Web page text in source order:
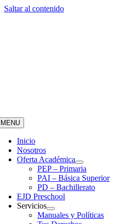
Saltar al contenido
MENU
Inicio
Nosotros
Oferta Académica
PEP – Primaria
PAI – Básica Superior
PD – Bachillerato
EJD Preschool
Servicios
Manuales y Políticas